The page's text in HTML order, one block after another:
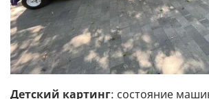
Детский картинг: состояние